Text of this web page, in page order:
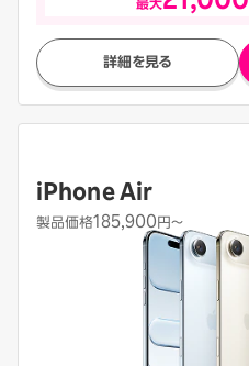
最大
詳細を見る
iPhone Air
製品価格185,900 円〜